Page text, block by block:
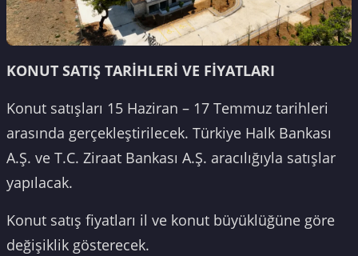
KONUT SATIŞ TARİHLERİ VE FİYATLARI
Konut satışları 15 Haziran – 17 Temmuz tarihleri
arasında gerçekleştirilecek. Türkiye Halk Bankası
A.Ş. ve T.C. Ziraat Bankası A.Ş. aracılığıyla satışlar
yapılacak.
Konut satış fiyatları il ve konut büyüklüğüne göre
değişiklik gösterecek.